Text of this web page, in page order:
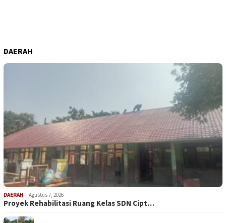
DAERAH
DAERAH Agustus 7, 2026
Proyek Rehabilitasi Ruang Kelas SDN Cipt…